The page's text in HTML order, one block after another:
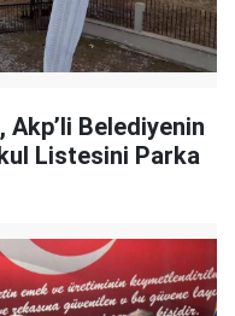
Akp’li Belediyenin
Listesini Parka